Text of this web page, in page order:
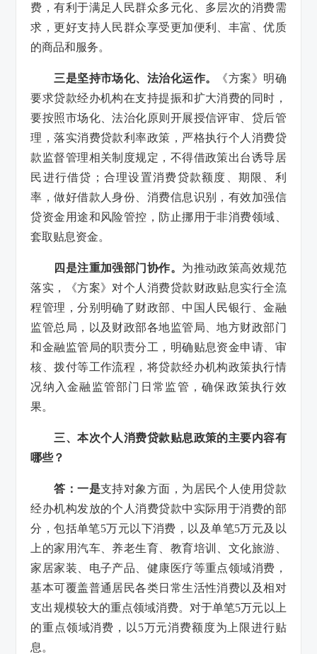
费，有利于满足人民群众多元化、多层次的消费需
求，更好支持人民群众享受更加便利、丰富、优质
的商品和服务。
三是坚持市场化、法治化运作。
《方案》明确
要求贷款经办机构在支持提振和扩大消费的同时，
要按照市场化、法治化原则开展授信评审、贷后管
理，落实消费贷款利率政策，严格执行个人消费贷
款监督管理相关制度规定，不得借政策出台诱导居
民进行借贷；合理设置消费贷款额度、期限、利
率，做好借款人身份、消费信息识别，有效加强信
贷资金用途和风险管控，防止挪用于非消费领域、
套取贴息资金。
四是注重加强部门协作。 为推动政策高效规范
落实，《方案》对个人消费贷款财政贴息实行全流
程管理，分别明确了财政部、中国人民银行、金融
监管总局，以及财政部各地监管局、地方财政部门
和金融监管局的职责分工，明确贴息资金申请、审
核、拨付等工作流程，将贷款经办机构政策执行情
况纳入金融监管部门日常监管，确保政策执行效
果。
三、本次个人消费贷款贴息政策的主要内容有
哪些？
答：一是支持对象方面，为居民个人使用贷款
经办机构发放的个人消费贷款中实际用于消费的部
分，包括单笔5万元以下消费，以及单笔5万元及以
上的家用汽车、养老生育、教育培训、文化旅游、
家居家装、电子产品、健康医疗等重点领域消费，
基本可覆盖普通居民各类日常生活性消费以及相对
支出规模较大的重点领域消费。对于单笔5万元以上
的重点领域消费，以5万元消费额度为上限进行贴
息。